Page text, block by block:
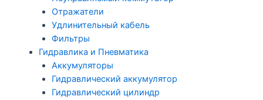
Отражатели
Удлинительный кабель
Фильтры
Гидравлика и Пневматика
Аккумуляторы
Гидравлический аккумулятор
Гидравлический цилиндр